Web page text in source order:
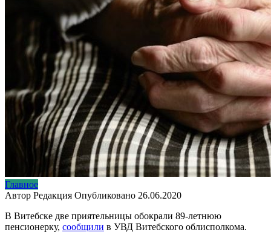
Главное
Автор Редакция Опубликовано 26.06.2020
В Витебске две приятельницы обокрали 89-летнюю
пенсионерку, сообщили в УВД Витебского облисполкома.